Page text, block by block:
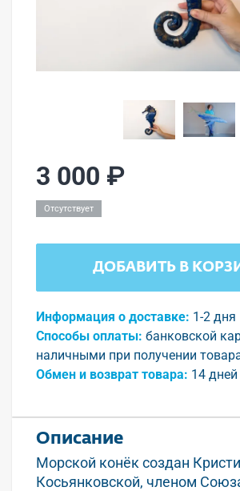
3 000 ₽
Отсутствует
ДОБАВИТЬ В
Информация о доставке: 1-2 дня
Способы оплаты: банковской
наличными при получении
Обмен и возврат товара: 14 дней
Описание
Морской конёк создан
Косьянковской, членом